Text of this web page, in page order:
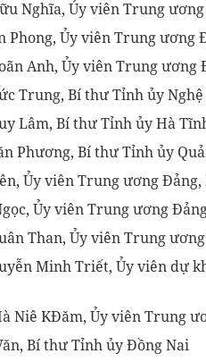
Nghĩa, Ủy viên Trung
Phong, Ủy viên Trung ương
Anh, Ủy viên Trung
Trung, Bí thư Tỉnh ủy Nghệ
Lâm, Bí thư Tỉnh ủy Hà
Phương, Bí thư Tỉnh ủy
Ủy viên Trung ương
Ủy viên Trung ương
Than, Ủy viên Trung
Minh Triết, Ủy viên dự
Niê KĐăm, Ủy viên Trung
Bí thư Tỉnh ủy Đồng Nai